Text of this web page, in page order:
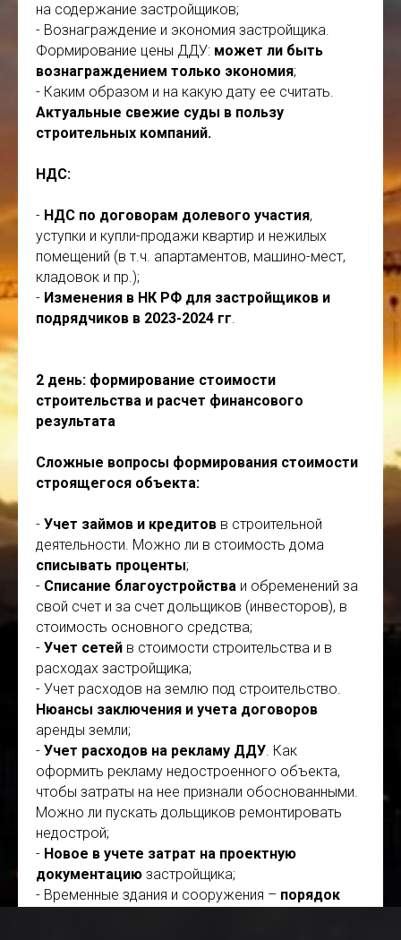
на содержание застройщиков;
- Вознаграждение и экономия застройщика.
Формирование цены ДДУ: может ли быть
вознаграждением только экономия;
- Каким образом и на какую дату ее считать.
Актуальные свежие суды в пользу
строительных компаний.
НДС:
- НДС по договорам долевого участия,
уступки и купли-продажи квартир и нежилых
помещений (в т.ч. апартаментов, машино-мест,
кладовок и пр.);
- Изменения в НК РФ для застройщиков и
подрядчиков в 2023-2024 гг.
2 день: формирование стоимости
строительства и расчет финансового
результата
Сложные вопросы формирования стоимости
строящегося объекта:
- Учет займов и кредитов в строительной
деятельности. Можно ли в стоимость дома
списывать проценты;
- Списание благоустройства и обременений за
свой счет и за счет дольщиков (инвесторов), в
стоимость основного средства;
- Учет сетей в стоимости строительства и в
расходах застройщика;
- Учет расходов на землю под строительство.
Нюансы заключения и учета договоров
аренды земли;
- Учет расходов на рекламу ДДУ. Как
оформить рекламу недостроенного объекта,
чтобы затраты на нее признали обоснованными.
Можно ли пускать дольщиков ремонтировать
недострой;
- Новое в учете затрат на проектную
документацию застройщика;
- Временные здания и сооружения – порядок